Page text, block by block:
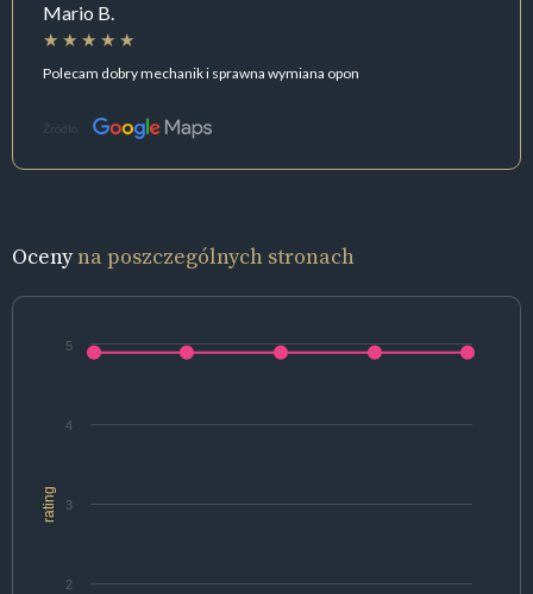
Mario B.
Polecam dobry mechanik i sprawna wymiana opon
Źródło:
Ocenyna poszczególnych stronach
rating
2
3
4
5